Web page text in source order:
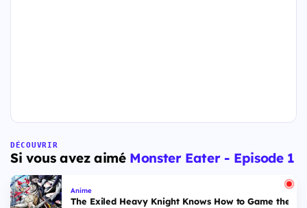
DÉCOUVRIR
Si vous avez aimé Monster Eater - Episode 1
Anime
The Exiled Heavy Knight Knows How to Game the